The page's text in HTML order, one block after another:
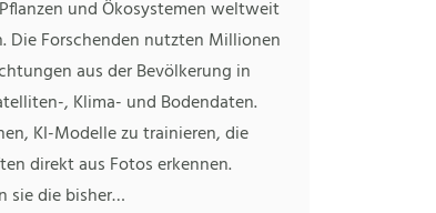
und Ökosystemen weltweit
Die Forschenden nutzten Millionen
aus der Bevölkerung in
, Klima- und Bodendaten.
KI-Modelle zu trainieren, die
direkt aus Fotos erkennen.
sie die bisher…